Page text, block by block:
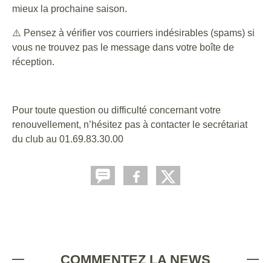
mieux la prochaine saison.
⚠️ Pensez à vérifier vos courriers indésirables (spams) si
vous ne trouvez pas le message dans votre boîte de
réception.
Pour toute question ou difficulté concernant votre
renouvellement, n’hésitez pas à contacter le secrétariat
du club au 01.69.83.30.00
COMMENTEZ LA NEWS